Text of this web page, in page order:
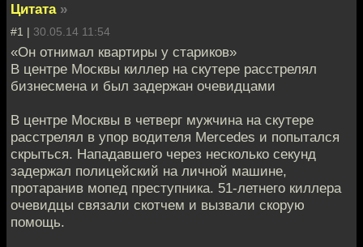
Цитата »
#1 | 30.05.14 11:54
«Он отнимал квартиры у стариков»
В центре Москвы киллер на скутере расстрелял
бизнесмена и был задержан очевидцами
В центре Москвы в четверг мужчина на скутере
расстрелял в упор водителя Mercedes и попытался
скрыться. Нападавшего через несколько секунд
задержал полицейский на личной машине,
протаранив мопед преступника. 51-летнего киллера
очевидцы связали скотчем и вызвали скорую
помощь.